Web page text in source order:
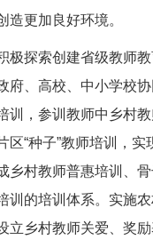
造更加良好环境。
极探索创建省级教师
府、高校、中小学校
训，参训教师中乡村
区“种子”教师培训，
乡村教师普惠培训、骨
训的培训体系。实施
立乡村教师关爱、奖